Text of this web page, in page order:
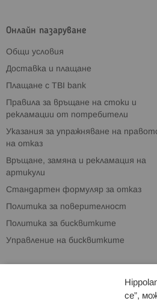
Онлайн пазаруване
Общи условия
Доставка и плащане
Плащане с TBI bank
Правила за връщане на стоки и
рекламации от потребители
Указания за упражняване на
на отказ
Връщане, замяна и рекламация на
артикули
Стандартен формуляр за отказ
Политика за поверителност
Политика за бисквитките
Управление на бисквитките
се”,